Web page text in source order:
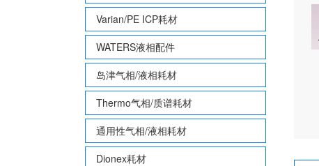
Varian/PE ICP耗材
WATERS液相配件
岛津气相/液相耗材
Thermo气相/质谱耗材
通用性气相/液相耗材
Dionex耗材